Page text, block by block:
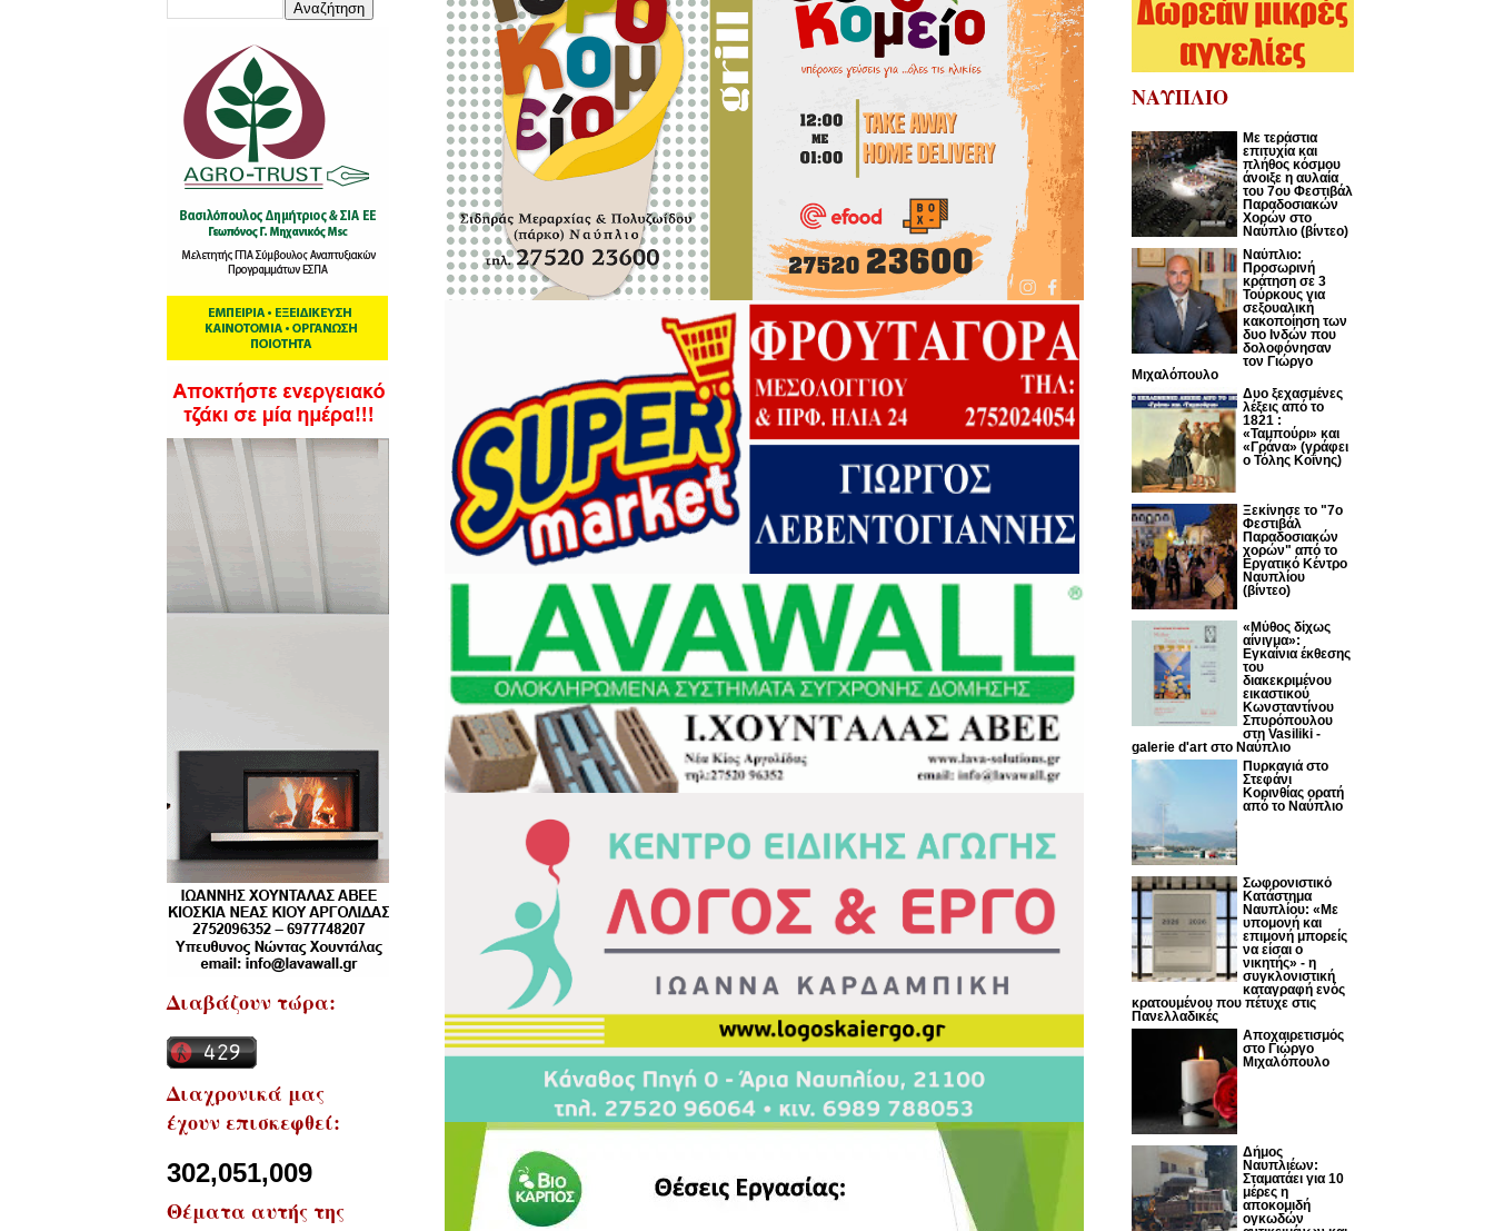
Διαβάζουν τώρα:
Διαχρονικά μας
έχουν επισκεφθεί:
302,051,009
Θέματα αυτής της
ΝΑΥΠΛΙΟ
Με τεράστια
επιτυχία και
πλήθος κόσμου
άνοιξε η αυλαία
του 7ου Φεστιβάλ
Παραδοσιακών
Χορών στο
Ναύπλιο (βίντεο)
Ναύπλιο:
Προσωρινή
κράτηση σε 3
Τούρκους για
σεξουαλική
κακοποίηση των
δυο Ινδών που
δολοφόνησαν
τον Γιώργο
Μιχαλόπουλο
Δυο ξεχασμένες
λέξεις από το
1821 :
«Ταμπούρι» και
«Γράνα» (γράφει
ο Τόλης Κοΐνης)
Ξεκίνησε το "7ο
Φεστιβάλ
Παραδοσιακών
χορών" από το
Εργατικό Κέντρο
Ναυπλίου
(βίντεο)
«Μύθος δίχως
αίνιγμα»:
Εγκαίνια έκθεσης
του
διακεκριμένου
εικαστικού
Κωνσταντίνου
Σπυρόπουλου
στη Vasiliki -
galerie d'art στο Ναύπλιο
Πυρκαγιά στο
Στεφάνι
Κορινθίας ορατή
από το Ναύπλιο
Σωφρονιστικό
Κατάστημα
Ναυπλίου: «Με
υπομονή και
επιμονή μπορείς
να είσαι ο
νικητής» - η
συγκλονιστική
καταγραφή ενός
κρατουμένου που πέτυχε στις
Πανελλαδικές
Αποχαιρετισμός
στο Γιώργο
Μιχαλόπουλο
Δήμος
Ναυπλιέων:
Σταματάει για 10
μέρες η
αποκομιδή
ογκωδών